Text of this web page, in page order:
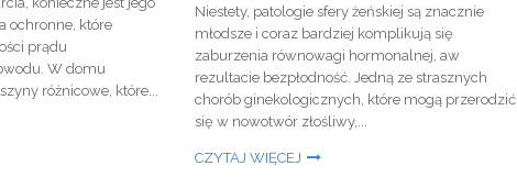
ochronne, które
prądu
W domu
różnicowe, które...
Niestety, patologie sfery żeńskiej są znacznie
młodsze i coraz bardziej komplikują się
zaburzenia równowagi hormonalnej, aw
rezultacie bezpłodność. Jedną ze strasznych
chorób ginekologicznych, które mogą przerodzić
się w nowotwór złośliwy,...
CZYTAJ WIĘCEJ